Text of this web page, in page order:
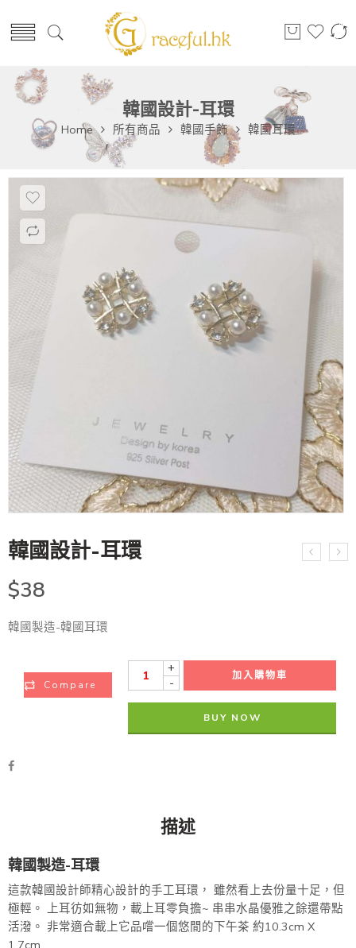
韓國設計-耳環
Home 所有商品 韓國手飾 韓國耳環
韓國設計-耳環
$38
韓國製造-韓國耳環
+
-
加入購物車
BUY NOW
Compare
描述
韓國製造-耳環
這款韓國設計師精心設計的手工耳環， 雖然看上去份量十足，但
極輕。 上耳彷如無物，載上耳零負擔~ 串串水晶優雅之餘還帶點
活潑。 非常適合載上它品嚐一個悠閒的下午茶 約10.3cm X
1.7cm